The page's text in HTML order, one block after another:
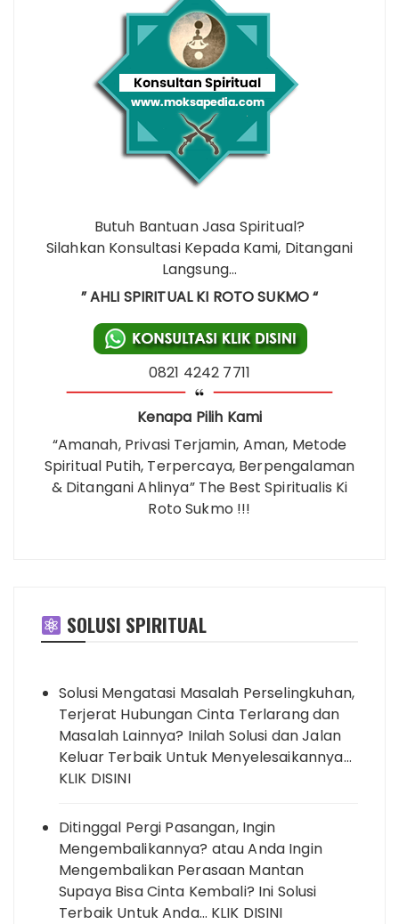
Butuh Bantuan Jasa Spiritual?
Silahkan Konsultasi Kepada Kami, Ditangani
Langsung…
” AHLI SPIRITUAL KI ROTO SUKMO “
0821 4242 7711
Kenapa Pilih Kami
“Amanah, Privasi Terjamin, Aman, Metode
Spiritual Putih, Terpercaya, Berpengalaman
& Ditangani Ahlinya” The Best Spiritualis Ki
Roto Sukmo !!!
SOLUSI SPIRITUAL
Solusi Mengatasi Masalah Perselingkuhan,
Terjerat Hubungan Cinta Terlarang dan
Masalah Lainnya? Inilah Solusi dan Jalan
Keluar Terbaik Untuk Menyelesaikannya…
KLIK DISINI
Ditinggal Pergi Pasangan, Ingin
Mengembalikannya? atau Anda Ingin
Mengembalikan Perasaan Mantan
Supaya Bisa Cinta Kembali? Ini Solusi
Terbaik Untuk Anda… KLIK DISINI